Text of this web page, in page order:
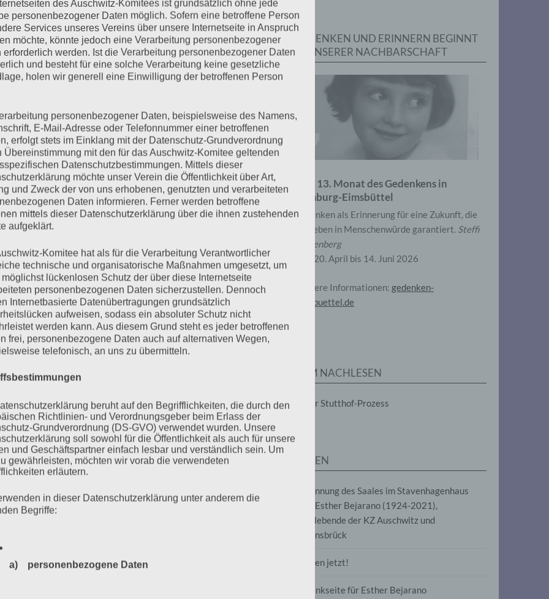
»Der Ankläger. Mit Gabriel
Prozess«
Gabriel Bach, Ankläger im Eichmann-Prozess (im
zum Anhören)
mehr ...
Auschwitz.
Gemeinsam Alt- und Neonazis am 13. Februar 2010 in
Dresden regelmäßiger „Gastgeber“ des größten
mehr als 6000 Neonazis aus dem In- und Ausland, über
Zurück 1 … 32 33 34
GEDENKEN UND ERINNERN BEGINNT
IN UNSERER NACHBARSCHAFT
Zum 13. Monat des Gedenkens in
Hamburg-Eimsbüttel
Gedenken als Erinnerung für eine Zukunft, die
ein Leben in Menschenwürde garantiert. Steffi
Wittenberg
Vom 20. April bis 14. Juni 2026
Weitere Informationen: gedenken-
eimsbuettel.de
ZUM NACHLESEN
Der Stutthof-Prozess
SEITEN
Benennung des Saales im Stavenhagenhaus
nach Esther Bejarano (1924-2021),
Überlebende der KZ Auschwitz und
Ravensbrück
Frieden jetzt!
Gedenkseite für Esther Bejarano
des Auschwitz-Komitees ist grundsätzlich ohne jede
personenbezogener Daten möglich. Sofern eine betroffene Person
Services unseres Vereins über unsere Internetseite in Anspruch
möchte, könnte jedoch eine Verarbeitung personenbezogener
erforderlich werden. Ist die Verarbeitung personenbezogener Daten
und besteht für eine solche Verarbeitung keine gesetzliche
holen wir generell eine Einwilligung der betroffenen Person
personenbezogener Daten, beispielsweise des Namens,
E-Mail-Adresse oder Telefonnummer einer betroffenen
erfolgt stets im Einklang mit der Datenschutz-Grundverordnung
Übereinstimmung mit den für das Auschwitz-Komitee geltenden
Datenschutzbestimmungen. Mittels dieser
möchte unser Verein die Öffentlichkeit über Art,
und Zweck der von uns erhobenen, genutzten und verarbeiteten
Daten informieren. Ferner werden betroffene
mittels dieser Datenschutzerklärung über die ihnen zustehenden
aufgeklärt.
Komitee hat als für die Verarbeitung Verantwortlicher
technische und organisatorische Maßnahmen umgesetzt, um
lückenlosen Schutz der über diese Internetseite
personenbezogenen Daten sicherzustellen. Dennoch
Internetbasierte Datenübertragungen grundsätzlich
aufweisen, sodass ein absoluter Schutz nicht
werden kann. Aus diesem Grund steht es jeder betroffenen
frei, personenbezogene Daten auch auf alternativen Wegen,
telefonisch, an uns zu übermitteln.
beruht auf den Begrifflichkeiten, die durch den
Richtlinien- und Verordnungsgeber beim Erlass der
Grundverordnung (DS-GVO) verwendet wurden. Unsere
soll sowohl für die Öffentlichkeit als auch für unsere
und Geschäftspartner einfach lesbar und verständlich sein. Um
gewährleisten, möchten wir vorab die verwendeten
erläutern.
in dieser Datenschutzerklärung unter anderem die
Begriffe:
a) personenbezogene Daten